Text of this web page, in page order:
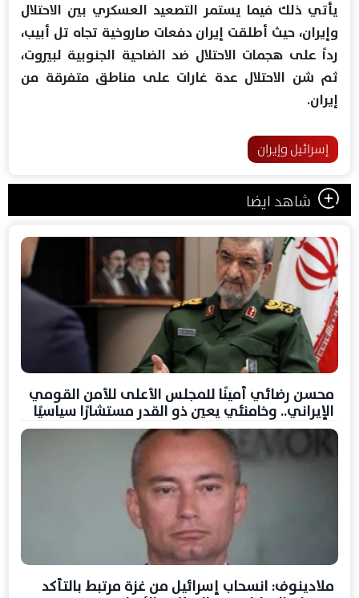
يأتي ذلك فيما يستمر التصعيد العسكري بين الاحتلال
وإيران، حيث أطلقت إيران دفعات صاروخية تجاه تل أبيب،
رداً على هجمات الاحتلال ضد الضاحية الجنوبية لبيروت،
ثم شن الاحتلال عدة غارات على مناطق متفرقة من
إيران.
إسرائيل وإيران
شاهد ايضا
محسن رضائي أمينًا للمجلس الأعلى للأمن القومي
الإيراني.. وخامنئي يعين ذو القدر مستشارًا سياسيًا
ملادينوف: انسحاب إسرائيل من غزة مرتبط بالتأكد